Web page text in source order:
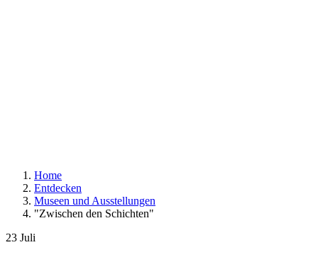
Home
Entdecken
Museen und Ausstellungen
"Zwischen den Schichten"
23 Juli